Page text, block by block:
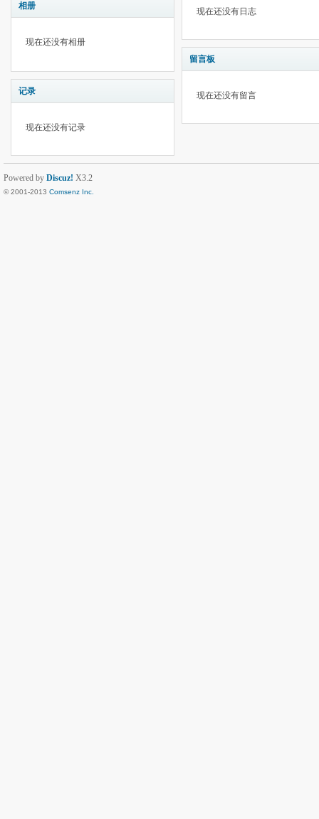
相册
现在还没有相册
记录
现在还没有记录
现在还没有日志
留言板
现在还没有留言
Powered by Discuz! X3.2
© 2001-2013 Comsenz Inc.